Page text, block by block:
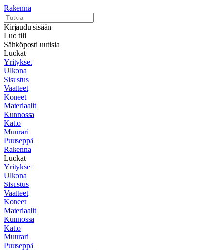
Rakenna
Kirjaudu sisään
Luo tili
Sähköposti uutisia
Luokat
Yritykset
Ulkona
Sisustus
Vaatteet
Koneet
Materiaalit
Kunnossa
Katto
Muurari
Puuseppä
Rakenna
Luokat
Yritykset
Ulkona
Sisustus
Vaatteet
Koneet
Materiaalit
Kunnossa
Katto
Muurari
Puuseppä